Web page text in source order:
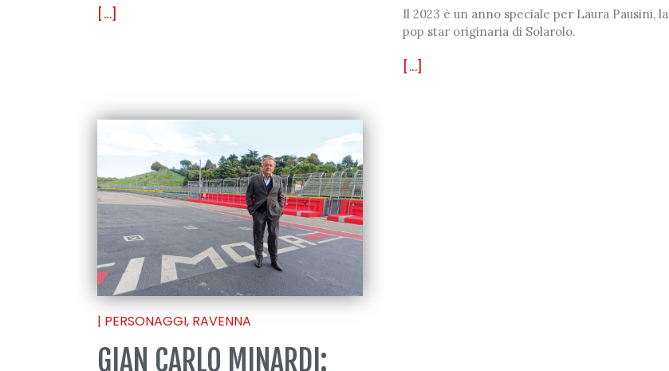
[...]
Il 2023 è un anno speciale per Laura Pausini, la
pop star originaria di Solarolo.
[...]
| PERSONAGGI, RAVENNA
GIAN CARLO MINARDI: